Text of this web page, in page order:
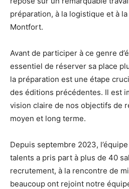
préparation, à la logistique et à
Montfort.
Avant de participer à ce genre
essentiel de réserver sa place
la préparation est une étape
des éditions précédentes. Il est
vision claire de nos objectifs de
moyen et long terme.
Depuis septembre 2023,
talents a pris part à plus de 40
recrutement, à la rencontre de
beaucoup ont rejoint notre